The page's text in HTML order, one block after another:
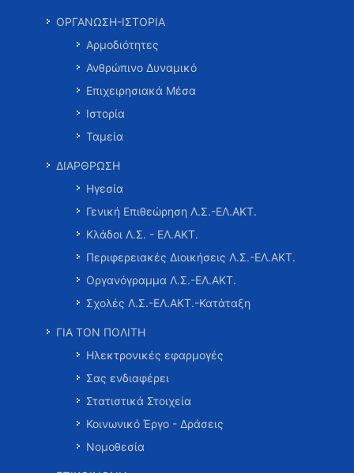
ΟΡΓΑΝΩΣΗ-ΙΣΤΟΡΙΑ
Αρμοδιότητες
Ανθρώπινο Δυναμικό
Επιχειρησιακά Μέσα
Ιστορία
Ταμεία
ΔΙΑΡΘΡΩΣΗ
Ηγεσία
Γενική Επιθεώρηση Λ.Σ.-ΕΛ.ΑΚΤ.
Κλάδοι Λ.Σ. - ΕΛ.ΑΚΤ.
Περιφερειακές Διοικήσεις Λ.Σ.-ΕΛ.ΑΚΤ.
Οργανόγραμμα Λ.Σ.-ΕΛ.ΑΚΤ.
Σχολές Λ.Σ.-ΕΛ.ΑΚΤ.-Κατάταξη
ΓΙΑ ΤΟΝ ΠΟΛΙΤΗ
Ηλεκτρονικές εφαρμογές
Σας ενδιαφέρει
Στατιστικά Στοιχεία
Κοινωνικό Έργο - Δράσεις
Νομοθεσία